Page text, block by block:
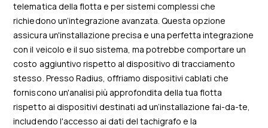
telematica della flotta e per sistemi complessi che
richiedono un’integrazione avanzata. Questa opzione
assicura un'installazione precisa e una perfetta integrazione
con il veicolo e il suo sistema, ma potrebbe comportare un
costo aggiuntivo rispetto al dispositivo di tracciamento
stesso. Presso Radius, offriamo dispositivi cablati che
forniscono un'analisi più approfondita della tua flotta
rispetto ai dispositivi destinati ad un’installazione fai-da-te,
includendo l'accesso ai dati del tachigrafo e la